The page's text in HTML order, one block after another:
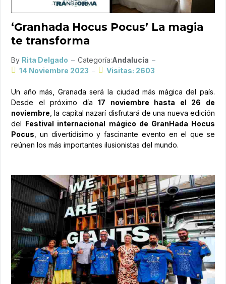
‘Granhada Hocus Pocus’ La magia
te transforma
By Rita Delgado Categoría:Andalucía
14 Noviembre 2023
Visitas: 2603
Un año más, Granada será la ciudad más mágica del país.
Desde el próximo día17 noviembre hasta el 26 de
noviembre , la capital nazarí disfrutará de una nueva edición
del Festival internacional mágico de GranHada Hocus
Pocus , un divertidísimo y fascinante evento en el que se
reúnen los más importantes ilusionistas del mundo.